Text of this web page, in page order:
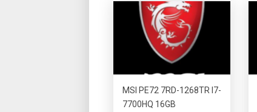
MSI PE72 7RD-1268TR I7-
7700HQ 16GB